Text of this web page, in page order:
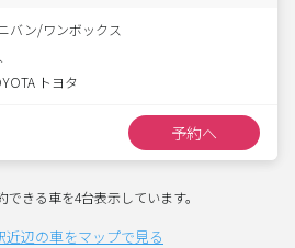
バン/ワンボックス
トヨタ
予約へ
きる車を4台表示しています。
近辺の車をマップで見る